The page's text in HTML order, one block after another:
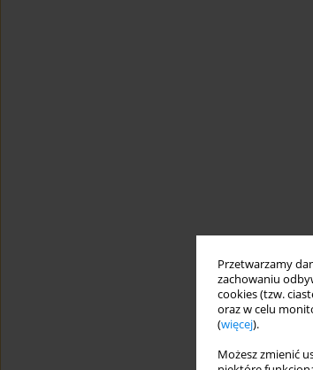
Przetwarzamy
zachowaniu
cookies (tzw.
oraz w celu
(więcej).
Możesz zmienić